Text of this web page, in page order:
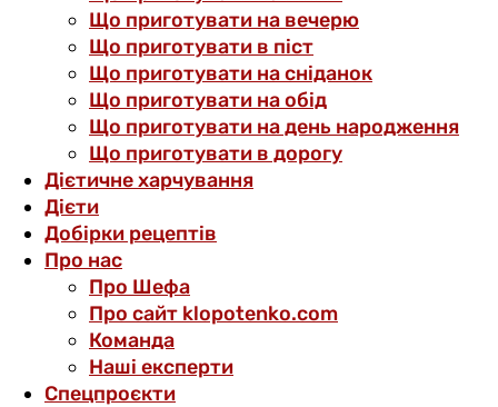
Що приготувати на вечерю
Що приготувати в піст
Що приготувати на сніданок
Що приготувати на обід
Що приготувати на день народження
Що приготувати в дорогу
Дієтичне харчування
Дієти
Добірки рецептів
Про нас
Про Шефа
Про сайт klopotenko.com
Команда
Наші експерти
Спецпроєкти